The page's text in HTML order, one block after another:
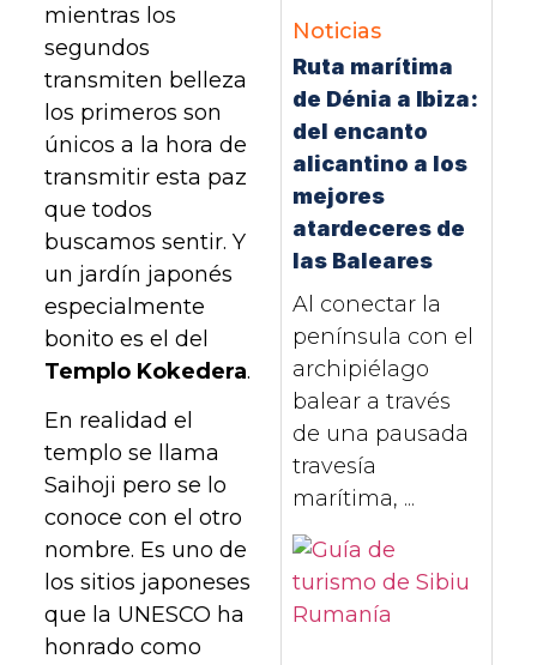
mientras los
segundos
transmiten belleza
los primeros son
únicos a la hora de
transmitir esta paz
que todos
buscamos sentir. Y
un jardín japonés
especialmente
bonito es el del
Templo Kokedera.
En realidad el
templo se llama
Saihoji pero se lo
conoce con el otro
nombre. Es uno de
los sitios japoneses
que la UNESCO ha
honrado como
Noticias
Ruta marítima
de Dénia a Ibiza:
del encanto
alicantino a los
mejores
atardeceres de
las Baleares
Al conectar la
península con el
archipiélago
balear a través
de una pausada
travesía
marítima, ...